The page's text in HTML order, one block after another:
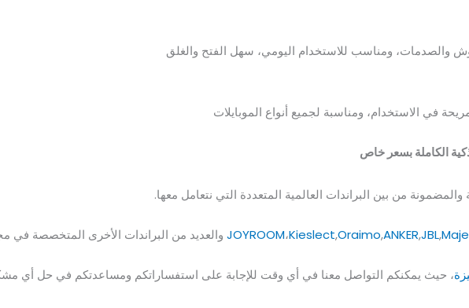
والصدمات، ومناسب للاستخدام اليومي، سهل الفتح والغلق
في الاستخدام، ومناسبة لجميع أنواع الموبايلات
الكاملة بسعر خاص
من بين البراندات العالمية المتعددة التي نتعامل معها.
JOYROOM،Kieslect,Oraimo,ANKER,JBL, والعديد من البراندات الأخرى المتخصصة في
، حيث يمكنكم التواصل معنا في أي وقت للإجابة على استفساراتكم ومساعدتكم في حل أي